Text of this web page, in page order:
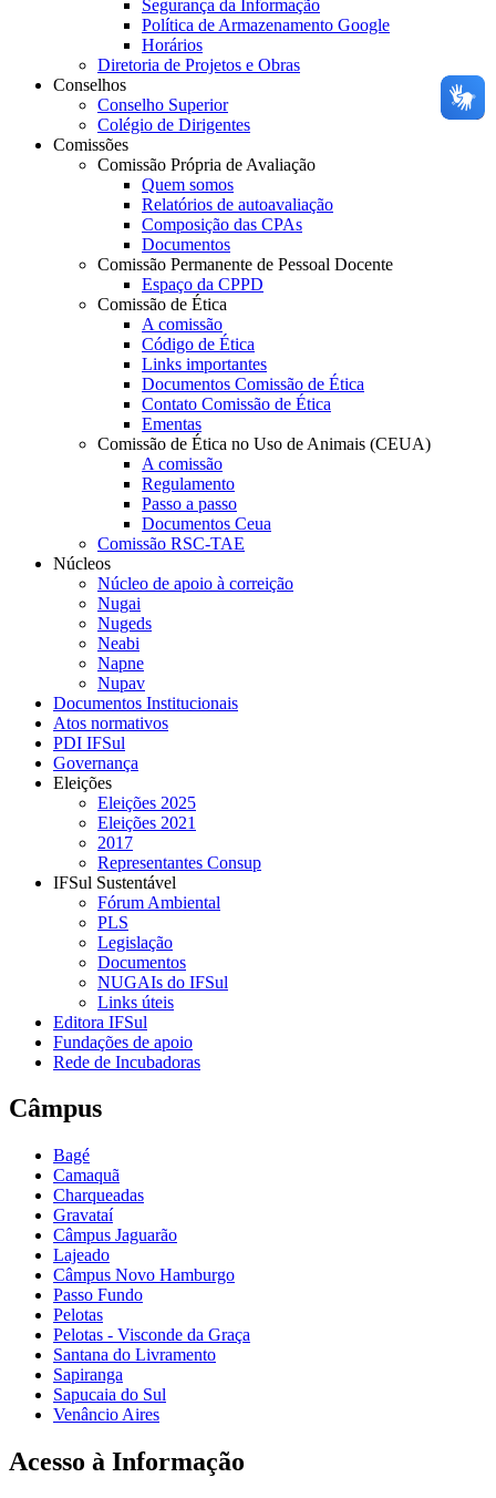
Segurança da Informação
Política de Armazenamento Google
Horários
Diretoria de Projetos e Obras
Conselhos
Conselho Superior
Colégio de Dirigentes
Comissões
Comissão Própria de Avaliação
Quem somos
Relatórios de autoavaliação
Composição das CPAs
Documentos
Comissão Permanente de Pessoal Docente
Espaço da CPPD
Comissão de Ética
A comissão
Código de Ética
Links importantes
Documentos Comissão de Ética
Contato Comissão de Ética
Ementas
Comissão de Ética no Uso de Animais (CEUA)
A comissão
Regulamento
Passo a passo
Documentos Ceua
Comissão RSC-TAE
Núcleos
Núcleo de apoio à correição
Nugai
Nugeds
Neabi
Napne
Nupav
Documentos Institucionais
Atos normativos
PDI IFSul
Governança
Eleições
Eleições 2025
Eleições 2021
2017
Representantes Consup
IFSul Sustentável
Fórum Ambiental
PLS
Legislação
Documentos
NUGAIs do IFSul
Links úteis
Editora IFSul
Fundações de apoio
Rede de Incubadoras
Câmpus
Bagé
Camaquã
Charqueadas
Gravataí
Câmpus Jaguarão
Lajeado
Câmpus Novo Hamburgo
Passo Fundo
Pelotas
Pelotas - Visconde da Graça
Santana do Livramento
Sapiranga
Sapucaia do Sul
Venâncio Aires
Acesso à Informação